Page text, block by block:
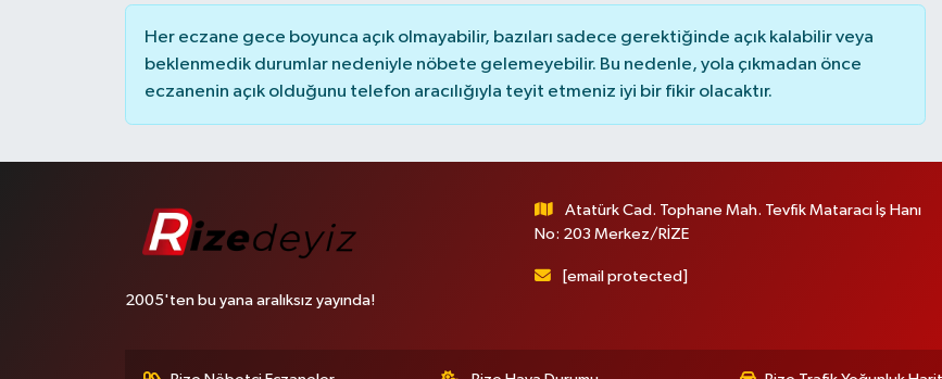
Her eczane gece boyunca açık olmayabilir, bazıları sadece gerektiğinde açık kalabilir veya
beklenmedik durumlar nedeniyle nöbete gelemeyebilir. Bu nedenle, yola çıkmadan önce
eczanenin açık olduğunu telefon aracılığıyla teyit etmeniz iyi bir fikir olacaktır.
2005'ten bu yana aralıksız yayında!
Atatürk Cad. Tophane Mah. Tevfik Mataracı İş Hanı
No: 203 Merkez/RİZE
[email protected]